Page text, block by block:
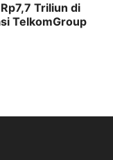
Triliun di
TelkomGroup